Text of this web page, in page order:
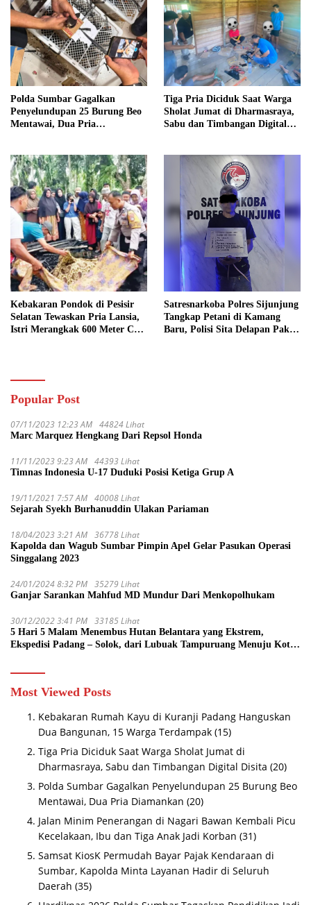
Polda Sumbar Gagalkan
Penyelundupan 25 Burung Beo
Mentawai, Dua Pria
Tiga Pria Diciduk Saat Warga
Sholat Jumat di Dharmasraya,
Sabu dan Timbangan Digital
Kebakaran Pondok di Pesisir
Selatan Tewaskan Pria Lansia,
Istri Merangkak 600 Meter Cari
Satresnarkoba Polres Sijunjung
Tangkap Petani di Kamang
Baru, Polisi Sita Delapan Paket
Popular Post
07/11/2023 12:23 AM 44824 Lihat
Marc Marquez Hengkang Dari Repsol Honda
11/11/2023 9:23 AM 44393 Lihat
Timnas Indonesia U-17 Duduki Posisi Ketiga Grup A
19/11/2021 7:57 AM 40008 Lihat
Sejarah Syekh Burhanuddin Ulakan Pariaman
18/04/2023 3:21 AM 36778 Lihat
Kapolda dan Wagub Sumbar Pimpin Apel Gelar Pasukan Operasi
Singgalang 2023
24/01/2024 8:32 PM 35279 Lihat
Ganjar Sarankan Mahfud MD Mundur Dari Menkopolhukam
30/12/2022 3:41 PM 33185 Lihat
5 Hari 5 Malam Menembus Hutan Belantara yang Ekstrem,
Ekspedisi Padang – Solok, dari Lubuak Tampuruang Menuju Koto
Most Viewed Posts
Kebakaran Rumah Kayu di Kuranji Padang Hanguskan
Dua Bangunan, 15 Warga Terdampak (15)
Tiga Pria Diciduk Saat Warga Sholat Jumat di
Dharmasraya, Sabu dan Timbangan Digital Disita (20)
Polda Sumbar Gagalkan Penyelundupan 25 Burung Beo
Mentawai, Dua Pria Diamankan (20)
Jalan Minim Penerangan di Nagari Bawan Kembali Picu
Kecelakaan, Ibu dan Tiga Anak Jadi Korban (31)
Samsat KiosK Permudah Bayar Pajak Kendaraan di
Sumbar, Kapolda Minta Layanan Hadir di Seluruh
Daerah (35)